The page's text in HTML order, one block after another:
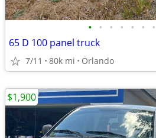
• • • • • • •
65 D 100 panel truck
7/11 80k mi Orlando
$1,900